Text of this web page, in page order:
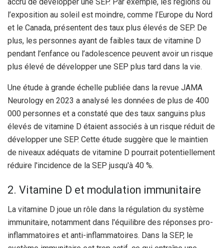
l’exposition au soleil est moindre, comme l’Europe du Nord
et le Canada, présentent des taux plus élevés de SEP. De
plus, les personnes ayant de faibles taux de vitamine D
pendant l’enfance ou l’adolescence peuvent avoir un risque
plus élevé de développer une SEP plus tard dans la vie.
Une étude à grande échelle publiée dans la revue JAMA
Neurology en 2023 a analysé les données de plus de 400
000 personnes et a constaté que des taux sanguins plus
élevés de vitamine D étaient associés à un risque réduit de
développer une SEP. Cette étude suggère que le maintien
de niveaux adéquats de vitamine D pourrait potentiellement
réduire l'incidence de la SEP jusqu'à 40 %.
2. Vitamine D et modulation immunitaire
La vitamine D joue un rôle dans la régulation du système
immunitaire, notamment dans l'équilibre des réponses pro-
inflammatoires et anti-inflammatoires. Dans la SEP, le